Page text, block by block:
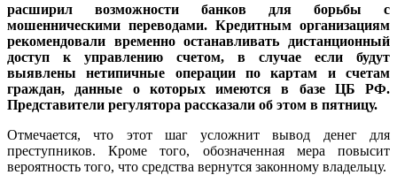
расширил возможности банков для борьбы с
мошенническими переводами. Кредитным организациям
рекомендовали временно останавливать дистанционный
доступ к управлению счетом, в случае если будут
выявлены нетипичные операции по картам и счетам
граждан, данные о которых имеются в базе ЦБ РФ.
Представители регулятора рассказали об этом в пятницу.
Отмечается, что этот шаг усложнит вывод денег для
преступников. Кроме того, обозначенная мера повысит
вероятность того, что средства вернутся законному владельцу.